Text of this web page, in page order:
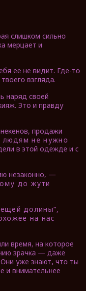
слишком сильно
мерцает и
ее не видит. Где-то
взгляда.
наряд своей
Это и правду
продажи
не нужно
в этой одежде и с
незаконно, —
до жути
долины”,
на нас
время, на которое
зрачка — даже
Они уже знают, что ты
и внимательнее